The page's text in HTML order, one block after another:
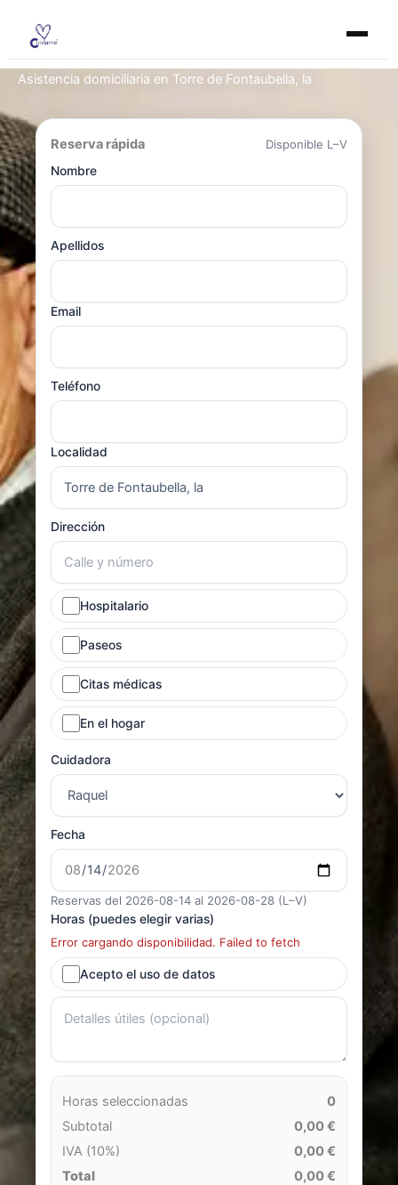
contenido
Asistencia domiciliaria en Torre de Fontaubella, la
Reserva rápida
Disponible L–V
Nombre
Apellidos
Email
Teléfono
Localidad
Dirección
Hospitalario
Paseos
Citas médicas
En el hogar
Cuidadora
Fecha
Reservas del 2026-08-14 al 2026-08-28 (L–V)
Horas (puedes elegir varias)
Error cargando disponibilidad. Failed to fetch
Acepto el uso de datos
Horas seleccionadas
0
Subtotal
0,00 €
IVA (10%)
0,00 €
Total
0,00 €